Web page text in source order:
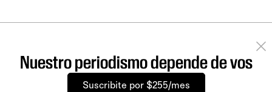
Nuestro periodismo depende de vos
Suscribite por $255/mes